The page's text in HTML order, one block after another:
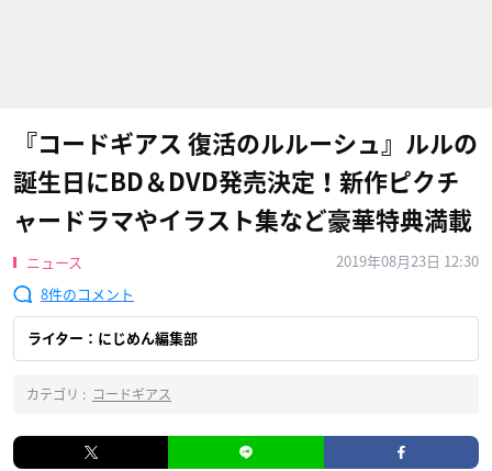
『コードギアス 復活のルルーシュ』ルルの
誕生日にBD＆DVD発売決定！新作ピクチ
ャードラマやイラスト集など豪華特典満載
ニュース
2019年08月23日 12:30
8
ライター：にじめん編集部
カテゴリ : コードギアス